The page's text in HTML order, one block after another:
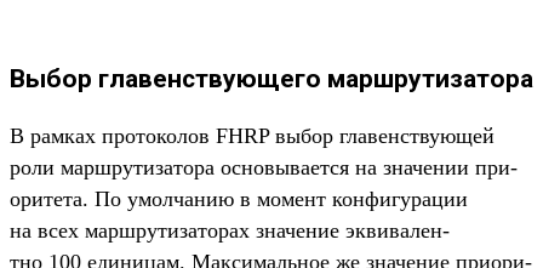
Выбор главенствующего маршрутизатора
В рам­ках про­токо­лов FHRP выбор гла­венс­тву­ющей
роли мар­шру­тиза­тора осно­выва­ется на зна­чении при­
ори­тета. По умол­чанию в момент кон­фигура­ции
на всех мар­шру­тиза­торах зна­чение экви­вален­
тно 100 еди­ницам. Мак­сималь­ное же зна­чение при­ори­